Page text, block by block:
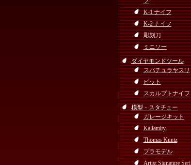
K-1 ナイフ
K-2 ナイフ
彫刻刀
ミニソー
ダイヤモンドツール
スパチュラヤスリ
ビット
スカルプトナイフ
模型・スタチュー
ガレージキット
Kallamity
Thomas Kuntz
プラモデル
Artist Signature Seri